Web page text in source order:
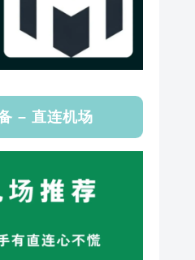
vpn-pptp
– 直连机场